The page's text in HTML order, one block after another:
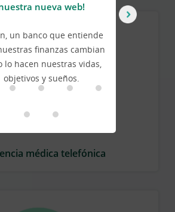
médica telefónica
nueva web!
un banco que entiende
finanzas cambian
lo hacen nuestras vidas,
objetivos y sueños.